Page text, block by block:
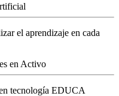
el aprendizaje en cada
en Activo
tecnología EDUCA